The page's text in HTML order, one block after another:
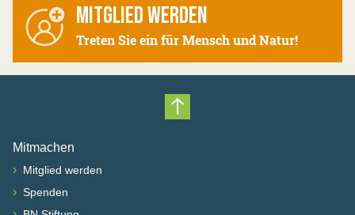
MITGLIED WERDEN
Treten Sie ein für Mensch und Natur!
Nach oben scrollen
Mitmachen
› Mitglied werden
› Spenden